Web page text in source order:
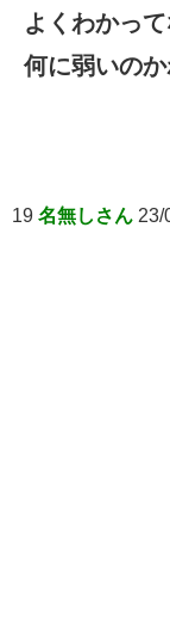
よくわかっ
何に弱いの
19 名無しさん 23/